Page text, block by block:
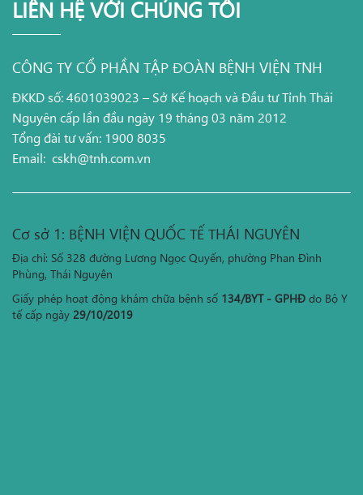
LIÊN HỆ VỚI CHÚNG TÔI
CÔNG TY CỔ PHẦN TẬP ĐOÀN BỆNH VIỆN TNH
ĐKKD số: 4601039023 – Sở Kế hoạch và Đầu tư Tỉnh Thái
Nguyên cấp lần đầu ngày 19 tháng 03 năm 2012
Tổng đài tư vấn: 1900 8035
Email: cskh@tnh.com.vn
Cơ sở 1: BỆNH VIỆN QUỐC TẾ THÁI NGUYÊN
Địa chỉ: Số 328 đường Lương Ngọc Quyến, phường Phan Đình
Phùng, Thái Nguyên
Giấy phép hoạt động khám chữa bệnh số 134/BYT - GPHĐ do Bộ Y
tế cấp ngày 29/10/2019